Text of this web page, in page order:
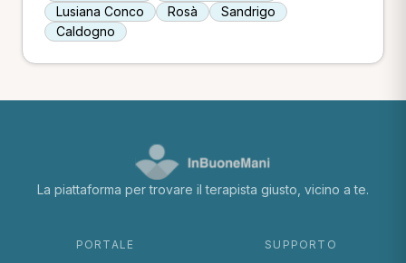
Lusiana Conco
Rosà
Sandrigo
Caldogno
La piattaforma per trovare il terapista giusto, vicino a te.
PORTALE SUPPORTO